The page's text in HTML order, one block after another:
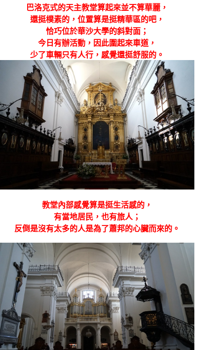
巴洛克式的天主教堂算起來並不算華麗，
還挺樸素的，位置算是挺精華區的吧，
恰巧位於華沙大學的斜對面；
今日有辦活動，因此圍起來車道，
少了車輛只有人行，感覺還挺舒服的。
教堂內部感覺算是挺生活感的，
有當地居民，也有旅人；
反倒是沒有太多的人是為了蕭邦的心臟而來的。